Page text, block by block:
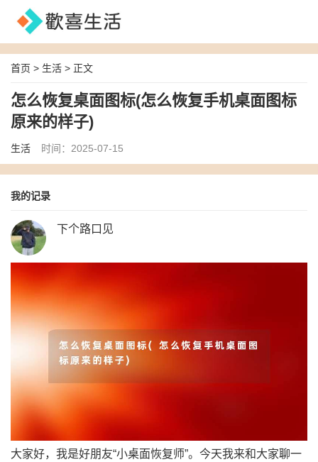
首页 > 生活 > 正文
怎么恢复桌面图标(怎么恢复手机桌面图标
原来的样子)
生活 时间：2025-07-15
我的记录
下个路口见
大家好，我是好朋友“小桌面恢复师”。今天我来和大家聊一